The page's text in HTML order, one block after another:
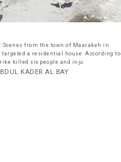
Scenes from the town of Maarakeh in
a residential house. According to
killed six people and inju
KADER AL BAY